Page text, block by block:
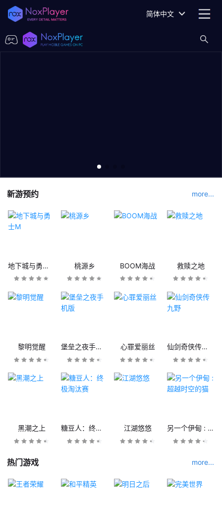
简体中文
新游预约 more...
地下城与勇士M 桃源乡 BOOM海战 救赎之地
黎明觉醒 堡垒之夜手机版 心罪爱丽丝 仙剑奇侠传九野
黑潮之上 糖豆人：终极淘汰赛 江湖悠悠 另一个伊甸 : 超越时空的猫
热门游戏 more...